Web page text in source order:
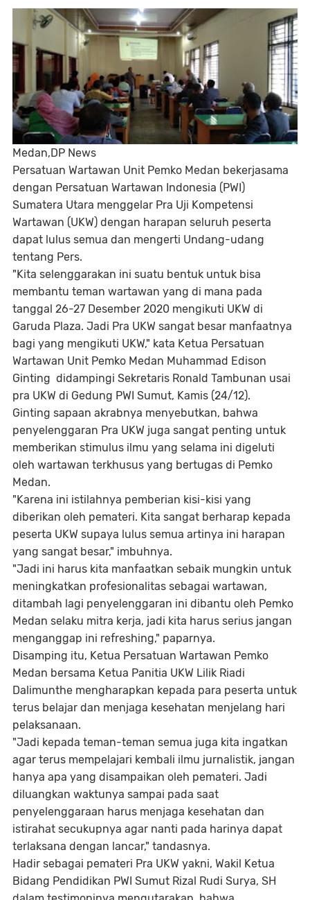
Medan,DP News
Persatuan Wartawan Unit Pemko Medan bekerjasama
dengan Persatuan Wartawan Indonesia (PWI)
Sumatera Utara menggelar Pra Uji Kompetensi
Wartawan (UKW) dengan harapan seluruh peserta
dapat lulus semua dan mengerti Undang-udang
tentang Pers.
"Kita selenggarakan ini suatu bentuk untuk bisa
membantu teman wartawan yang di mana pada
tanggal 26-27 Desember 2020 mengikuti UKW di
Garuda Plaza. Jadi Pra UKW sangat besar manfaatnya
bagi yang mengikuti UKW," kata Ketua Persatuan
Wartawan Unit Pemko Medan Muhammad Edison
Ginting didampingi Sekretaris Ronald Tambunan usai
pra UKW di Gedung PWI Sumut, Kamis (24/12).
Ginting sapaan akrabnya menyebutkan, bahwa
penyelenggaran Pra UKW juga sangat penting untuk
memberikan stimulus ilmu yang selama ini digeluti
oleh wartawan terkhusus yang bertugas di Pemko
Medan.
"Karena ini istilahnya pemberian kisi-kisi yang
diberikan oleh pemateri. Kita sangat berharap kepada
peserta UKW supaya lulus semua artinya ini harapan
yang sangat besar," imbuhnya.
"Jadi ini harus kita manfaatkan sebaik mungkin untuk
meningkatkan profesionalitas sebagai wartawan,
ditambah lagi penyelenggaran ini dibantu oleh Pemko
Medan selaku mitra kerja, jadi kita harus serius jangan
menganggap ini refreshing," paparnya.
Disamping itu, Ketua Persatuan Wartawan Pemko
Medan bersama Ketua Panitia UKW Lilik Riadi
Dalimunthe mengharapkan kepada para peserta untuk
terus belajar dan menjaga kesehatan menjelang hari
pelaksanaan.
"Jadi kepada teman-teman semua juga kita ingatkan
agar terus mempelajari kembali ilmu jurnalistik, jangan
hanya apa yang disampaikan oleh pemateri. Jadi
diluangkan waktunya sampai pada saat
penyelenggaraan harus menjaga kesehatan dan
istirahat secukupnya agar nanti pada harinya dapat
terlaksana dengan lancar," tandasnya.
Hadir sebagai pemateri Pra UKW yakni, Wakil Ketua
Bidang Pendidikan PWI Sumut Rizal Rudi Surya, SH